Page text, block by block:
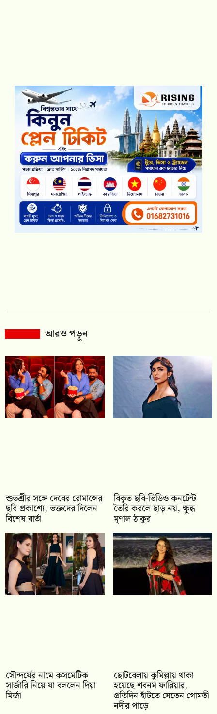
আরও পড়ুন
শুভশ্রীর সঙ্গে দেবের রোমান্সের
ছবি প্রকাশ্যে, ভক্তদের দিলেন
বিশেষ বার্তা
বিকৃত ছবি-ভিডিও কনটেন্ট
তৈরি করলে ছাড় নয়, ক্ষুব্ধ
মৃণাল ঠাকুর
সৌন্দর্যের নামে কসমেটিক
সার্জারি নিয়ে যা বললেন দিয়া
মির্জা
ছোটবেলায় কুমিল্লায় থাকা
হয়েছে শবনম ফারিয়ার,
প্রতিদিন হাঁটতে যেতেন গোমতী
নদীর পাড়ে